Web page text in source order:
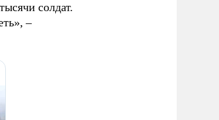
солдат.
–